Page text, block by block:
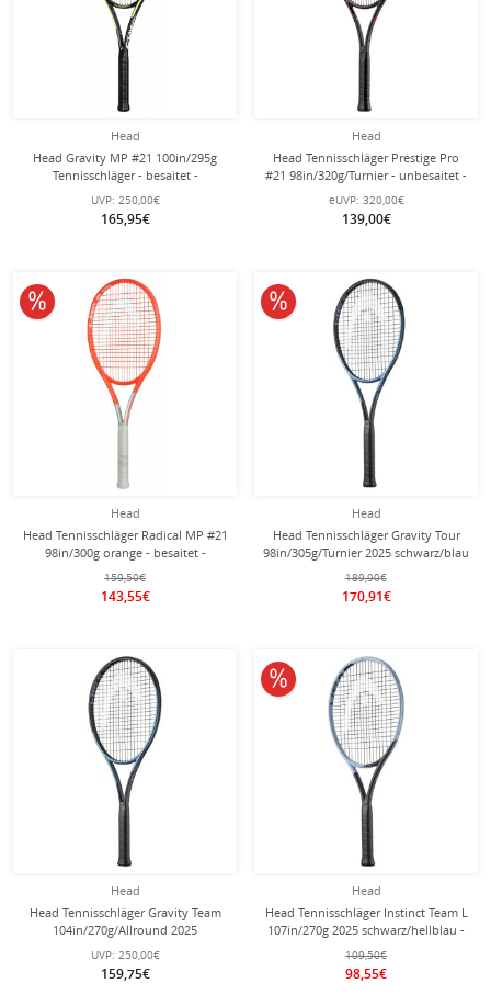
Head
Head Gravity MP #21 100in/295g
Tennisschläger - besaitet -
UVP: 250,00€
165,95€
Head
Head Tennisschläger Prestige Pro
#21 98in/320g/Turnier - unbesaitet -
eUVP: 320,00€
139,00€
Head
Head Tennisschläger Radical MP #21
98in/300g orange - besaitet -
159,50€
143,55€
10% reduziert
Head
Head Tennisschläger Gravity Tour
98in/305g/Turnier 2025 schwarz/blau
- unbesaitet -
189,90€
170,91€
10% reduziert
Head
Head Tennisschläger Gravity Team
104in/270g/Allround 2025
schwarz/blau - unbesaitet -
UVP: 250,00€
159,75€
Head
Head Tennisschläger Instinct Team L
107in/270g 2025 schwarz/hellblau -
besaitet -
109,50€
98,55€
10% reduziert